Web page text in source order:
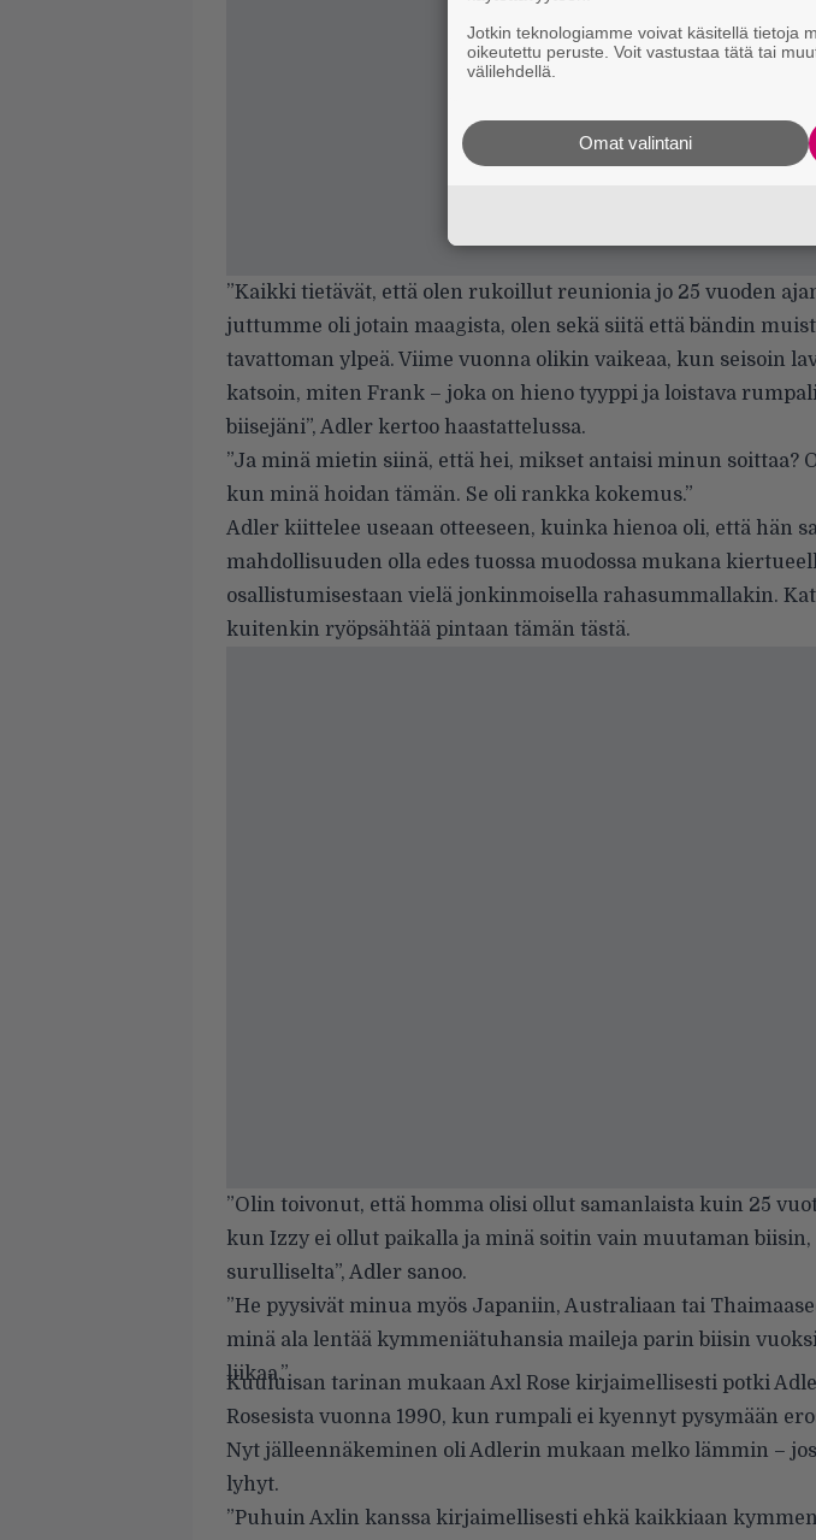
”Kaikki tietävät, että olen rukoillut reunionia jo 25 vuoden
juttumme oli jotain maagista, olen sekä siitä että bändin
tavattoman ylpeä. Viime vuonna olikin vaikeaa, kun seisoin
katsoin, miten Frank – joka on hieno tyyppi ja loistava
biisejäni”, Adler kertoo haastattelussa.
”Ja minä mietin siinä, että hei, mikset antaisi minun soittaa?
kun minä hoidan tämän. Se oli rankka kokemus.”
Adler kiittelee useaan otteeseen, kuinka hienoa oli, että hän
mahdollisuuden olla edes tuossa muodossa mukana
osallistumisestaan vielä jonkinmoisella rahasummallakin.
kuitenkin ryöpsähtää pintaan tämän tästä.
”Olin toivonut, että homma olisi ollut samanlaista kuin 25
kun Izzy ei ollut paikalla ja minä soitin vain muutaman
surulliselta”, Adler sanoo.
”He pyysivät minua myös Japaniin, Australiaan tai
minä ala lentää kymmeniätuhansia maileja parin biisin
liikaa.”
Kuuluisan tarinan mukaan Axl Rose kirjaimellisesti potki
Rosesista vuonna 1990, kun rumpali ei kyennyt pysymään
Nyt jälleennäkeminen oli Adlerin mukaan melko lämmin –
lyhyt.
”Puhuin Axlin kanssa kirjaimellisesti ehkä kaikkiaan
Jotkin teknologiamme voivat käsitellä tietoja
oikeutettu peruste. Voit vastustaa tätä tai
välilehdellä.
Omat valintani